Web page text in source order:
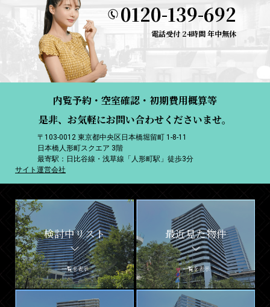
0120-139-692
電話受付 24時間 年中無休
内覧予約・空室確認・初期費用概算等
是非、お気軽にお問い合わせくださいませ。
〒103-0012 東京都中央区日本橋堀留町 1-8-11
日本橋人形町スクエア 3階
最寄駅：日比谷線・浅草線「人形町駅」徒歩3分
サイト運営会社
検討中リスト
一覧を表示
最近見た物件
一覧を表示